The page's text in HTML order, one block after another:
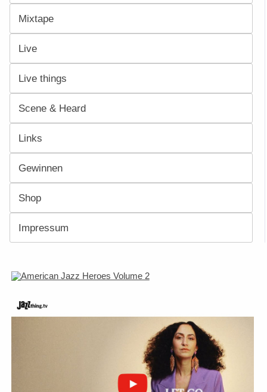
Mixtape
Live
Live things
Scene & Heard
Links
Gewinnen
Shop
Impressum